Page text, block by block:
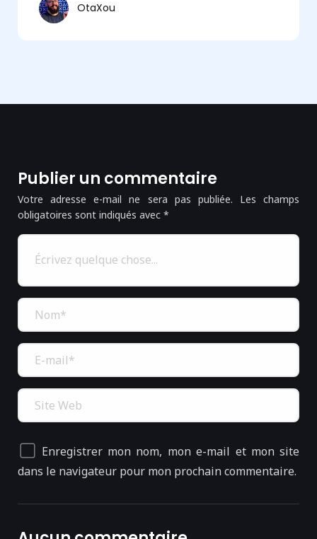
OtaXou
Publier un commentaire
Votre adresse e-mail ne sera pas publiée.
Les champs
obligatoires sont indiqués avec *
Enregistrer mon nom, mon e-mail et mon site
dans le navigateur pour mon prochain commentaire.